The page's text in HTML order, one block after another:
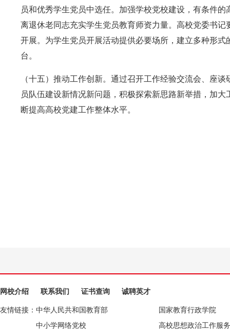
员和优秀学生党员中选任。加强学校党校建设，有条件
离退休老同志充实学生党员教育师资力量。高校党委书
开展。为学生党员开展活动提供必要场所，建立多种形
台。
（十五）推动工作创新。通过召开工作经验交流会、座
员队伍建设新情况新问题，积极探索新思路新举措，加
断提高高校党建工作整体水平。
网校介绍 联系我们 证书查询
诚聘英才
友情链接： 中华人民共和国教育部
国家教育行政学院
中小学网络党校
高校思想政治工作服